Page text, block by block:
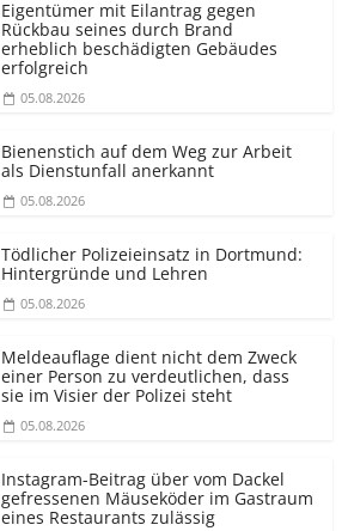
Eigentümer mit Eilantrag gegen
Rückbau seines durch Brand
erheblich beschädigten Gebäudes
erfolgreich
05.08.2026
Bienenstich auf dem Weg zur Arbeit
als Dienstunfall anerkannt
05.08.2026
Tödlicher Polizeieinsatz in Dortmund:
Hintergründe und Lehren
05.08.2026
Meldeauflage dient nicht dem Zweck
einer Person zu verdeutlichen, dass
sie im Visier der Polizei steht
05.08.2026
Instagram-Beitrag über vom Dackel
gefressenen Mäuseköder im Gastraum
eines Restaurants zulässig